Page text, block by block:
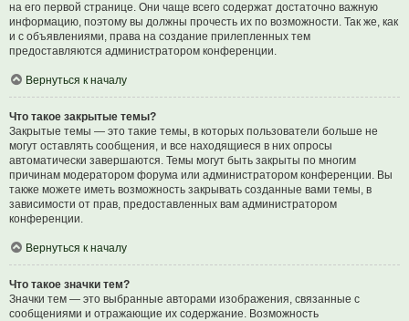
на его первой странице. Они чаще всего содержат достаточно важную
информацию, поэтому вы должны прочесть их по возможности. Так же, как
и с объявлениями, права на создание прилепленных тем
предоставляются администратором конференции.
Вернуться к началу
Что такое закрытые темы?
Закрытые темы — это такие темы, в которых пользователи больше не
могут оставлять сообщения, и все находящиеся в них опросы
автоматически завершаются. Темы могут быть закрыты по многим
причинам модератором форума или администратором конференции. Вы
также можете иметь возможность закрывать созданные вами темы, в
зависимости от прав, предоставленных вам администратором
конференции.
Вернуться к началу
Что такое значки тем?
Значки тем — это выбранные авторами изображения, связанные с
сообщениями и отражающие их содержание. Возможность